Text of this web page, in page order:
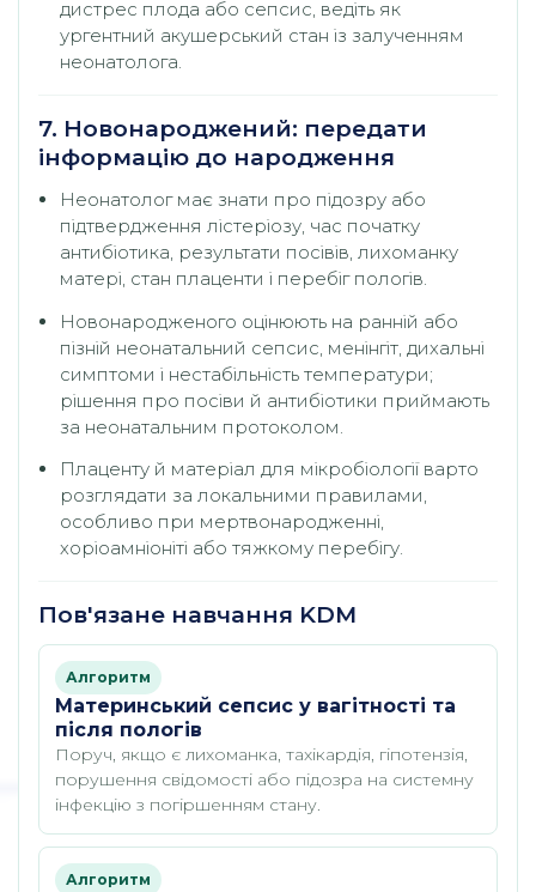
дистрес плода або сепсис, ведіть як
ургентний акушерський стан із залученням
неонатолога.
7. Новонароджений: передати
інформацію до народження
Неонатолог має знати про підозру або
підтвердження лістеріозу, час початку
антибіотика, результати посівів, лихоманку
матері, стан плаценти і перебіг пологів.
Новонародженого оцінюють на ранній або
пізній неонатальний сепсис, менінгіт, дихальні
симптоми і нестабільність температури;
рішення про посіви й антибіотики приймають
за неонатальним протоколом.
Плаценту й матеріал для мікробіології варто
розглядати за локальними правилами,
особливо при мертвонародженні,
хоріоамніоніті або тяжкому перебігу.
Пов'язане навчання KDM
Алгоритм
Материнський сепсис у вагітності та
після пологів
Поруч, якщо є лихоманка, тахікардія, гіпотензія,
порушення свідомості або підозра на системну
інфекцію з погіршенням стану.
Алгоритм